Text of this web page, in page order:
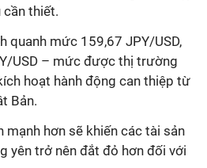
thiết.
quanh mức 159,67 JPY/USD,
USD – mức được thị trường
hoạt hành động can thiệp từ
Bản.
mạnh hơn sẽ khiến các tài sản
yên trở nên đắt đỏ hơn đối với